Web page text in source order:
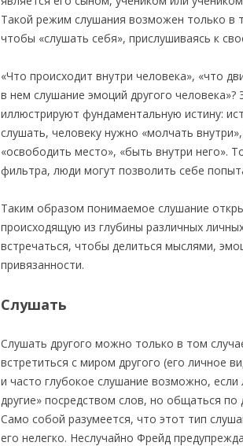
Такой режим слушания возможен только в
чтобы «слушать себя», прислушиваясь к
«Что происходит внутри человека», «что
в нем слушание эмоций другого
иллюстрируют фундаментальную истину:
слушать, человеку нужно «молчать
«освободить место», «быть внутри него».
фильтра, люди могут позволить себе
Таким образом понимаемое слушание
происходящую из глубины различных
встречаться, чтобы делиться мыслями,
привязанности.
Слушать
Слушать другого можно только в том
встретиться с миром другого (его личное
и часто глубокое слушание возможно,
другие» посредством слов, но общаться по
Само собой разумеется, что этот тип
его нелегко. Неслучайно Фрейд